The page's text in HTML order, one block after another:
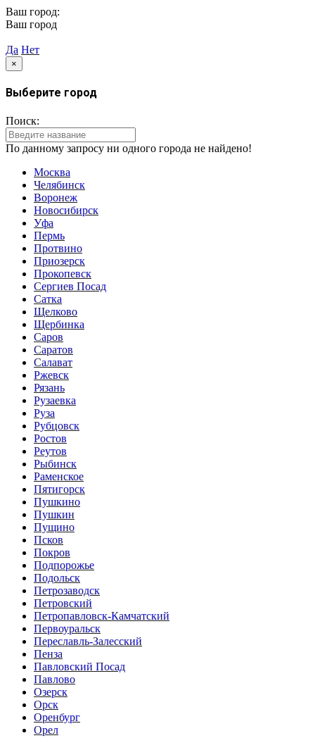
Ваш город:
Ваш город
Да Нет
×
Выберите город
Поиск:
По данному запросу ни одного города не найдено!
Москва
Челябинск
Воронеж
Новосибирск
Уфа
Пермь
Протвино
Приозерск
Прокопевск
Сергиев Посад
Сатка
Щелково
Щербинка
Саров
Саратов
Салават
Ржевск
Рязань
Рузаевка
Руза
Рубцовск
Ростов
Реутов
Рыбинск
Раменское
Пятигорск
Пушкино
Пушкин
Пущино
Псков
Покров
Подпорожье
Подольск
Петрозаводск
Петровский
Петропавловск-Камчатский
Первоуральск
Переславль-Залесский
Пенза
Павловский Посад
Павлово
Озерск
Орск
Оренбург
Орел